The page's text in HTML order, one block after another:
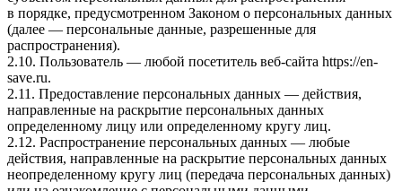
в порядке, предусмотренном Законом о персональных данных
(далее — персональные данные, разрешенные для
распространения).
2.10. Пользователь — любой посетитель веб-сайта https://en-
save.ru.
2.11. Предоставление персональных данных — действия,
направленные на раскрытие персональных данных
определенному лицу или определенному кругу лиц.
2.12. Распространение персональных данных — любые
действия, направленные на раскрытие персональных данных
неопределенному кругу лиц (передача персональных данных)